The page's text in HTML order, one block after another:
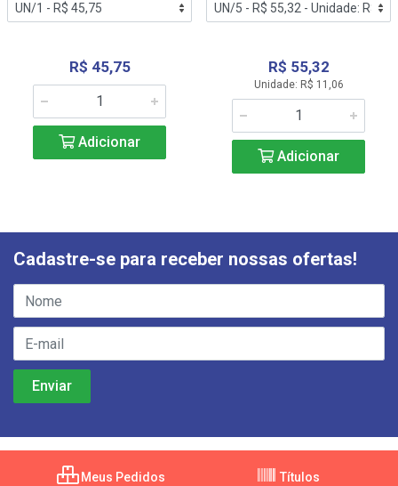
R$ 45,75
Adicionar
R$ 55,32
Unidade: R$ 11,06
Adicionar
Cadastre-se para receber nossas ofertas!
Meus Pedidos Títulos